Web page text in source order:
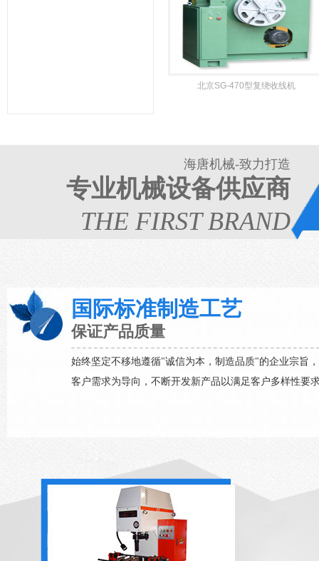
北京SG-470型复绕收线机
海唐机械-致力打造
专业机械设备供应商
THE FIRST BRAND
国际标准制造工艺
保证产品质量
始终坚定不移地遵循"诚信为本，制造品质"的企业宗旨
客户需求为导向，不断开发新产品以满足客户多样性要